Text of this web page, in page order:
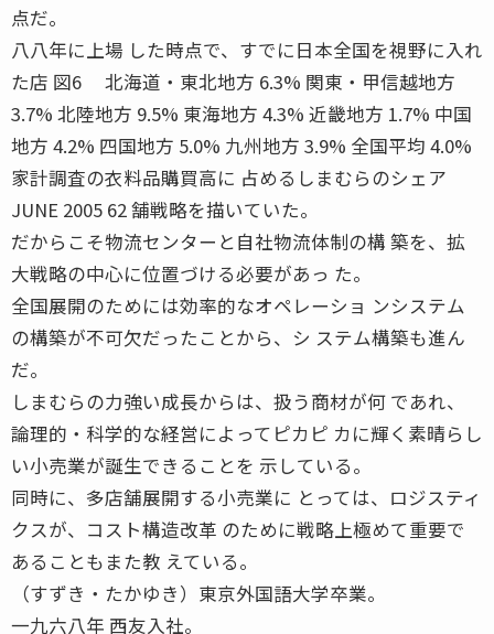
点だ。
八八年に上場 した時点で、すでに日本全国を視野に入れ
た店 図6 北海道・東北地方 6.3% 関東・甲信越地方
3.7% 北陸地方 9.5% 東海地方 4.3% 近畿地方 1.7% 中国
地方 4.2% 四国地方 5.0% 九州地方 3.9% 全国平均 4.0%
家計調査の衣料品購買高に 占めるしまむらのシェア
JUNE 2005 62 舗戦略を描いていた。
だからこそ物流センターと自社物流体制の構 築を、拡
大戦略の中心に位置づける必要があっ た。
全国展開のためには効率的なオペレーショ ンシステム
の構築が不可欠だったことから、シ ステム構築も進ん
だ。
しまむらの力強い成長からは、扱う商材が何 であれ、
論理的・科学的な経営によってピカピ カに輝く素晴らし
い小売業が誕生できることを 示している。
同時に、多店舗展開する小売業に とっては、ロジスティ
クスが、コスト構造改革 のために戦略上極めて重要で
あることもまた教 えている。
（すずき・たかゆき）東京外国語大学卒業。
一九六八年 西友入社。